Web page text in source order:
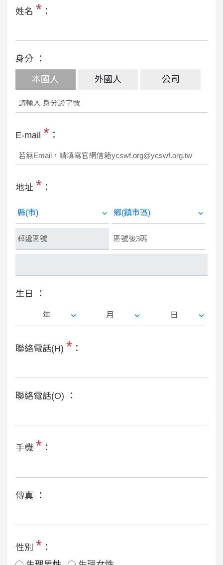
姓名 * ：
身分 ：
本國人 外國人 公司
E-mail * ：
地址 * ：
生日 ：
聯絡電話(H) * ：
聯絡電話(O) ：
手機 * ：
傳真 ：
性別 * ：